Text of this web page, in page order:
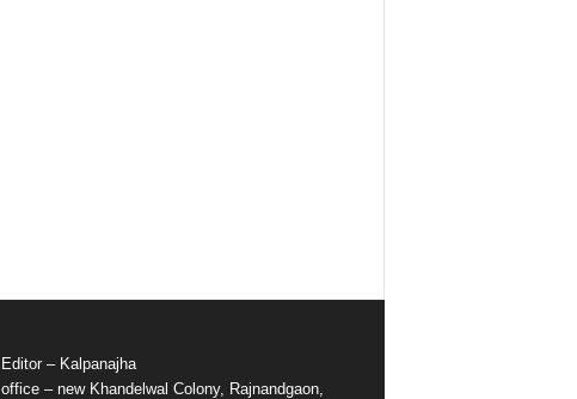
Editor – Kalpanajha
office – new Khandelwal Colony, Rajnandgaon,